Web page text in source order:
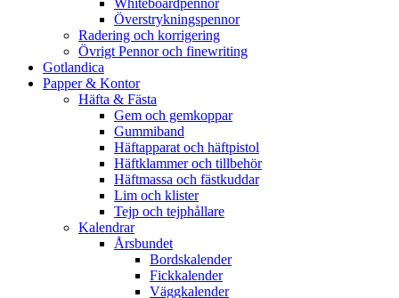
Whiteboardpennor
Överstrykningspennor
Radering och korrigering
Övrigt Pennor och finewriting
Gotlandica
Papper & Kontor
Häfta & Fästa
Gem och gemkoppar
Gummiband
Häftapparat och häftpistol
Häftklammer och tillbehör
Häftmassa och fästkuddar
Lim och klister
Tejp och tejphållare
Kalendrar
Årsbundet
Bordskalender
Fickkalender
Väggkalender